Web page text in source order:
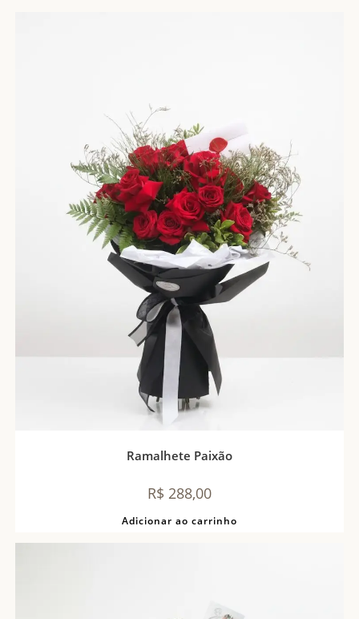
Ramalhete Paixão
R$ 288,00
Adicionar ao carrinho